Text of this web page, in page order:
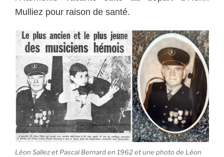
Mulliez pour raison de santé.
Léon Sallez et Pascal Bernard en 1962 et une photo de Léon